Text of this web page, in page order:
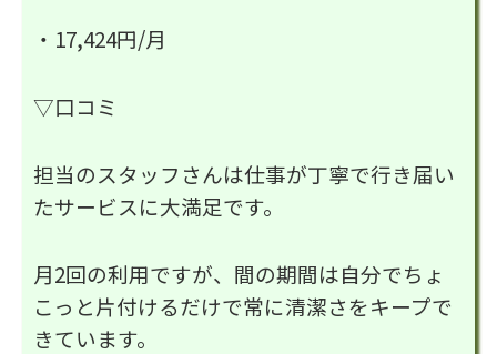
・17,424円/月
▽口コミ
担当のスタッフさんは仕事が丁寧で行き届い
たサービスに大満足です。
月2回の利用ですが、間の期間は自分でちょ
こっと片付けるだけで常に清潔さをキープで
きています。